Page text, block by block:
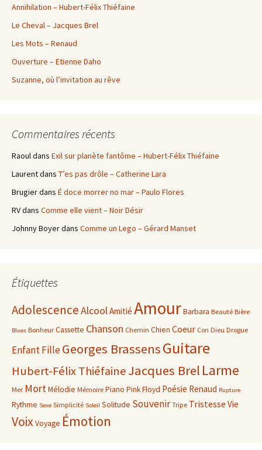
Annihilation – Hubert-Félix Thiéfaine
Le Cheval – Jacques Brel
Les Mots – Renaud
Ouverture – Etienne Daho
Suzanne, où l’invitation au rêve
Commentaires récents
Raouldans Exil sur planète fantôme – Hubert-Félix Thiéfaine
Laurentdans T’es pas drôle – Catherine Lara
Brugierdans É doce morrer no mar – Paulo Flores
RVdans Comme elle vient – Noir Désir
Johnny Boyerdans Comme un Lego – Gérard Manset
Étiquettes
AdolescenceAlcoolAmitié AmourBarbara Beauté Bière
Blues Bonheur Cassette Chanson Chemin Chien Coeur Con Dieu Drogue
EnfantFilleGeorges BrassensGuitare
Hubert-Félix ThiéfaineJacques Brel Larme
Mer MortMélodie Mémoire Piano Pink Floyd Poésie Renaud Rupture
Rythme Sexe Simplicité Soleil Solitude Souvenir Tripe Tristesse Vie
VoixVoyage Émotion